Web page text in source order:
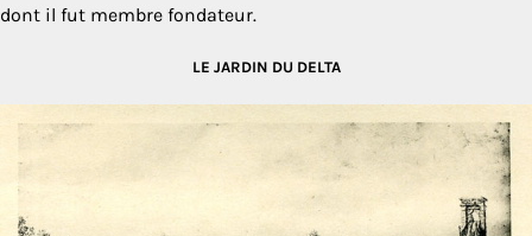
dont il fut membre fondateur.
LE JARDIN DU DELTA